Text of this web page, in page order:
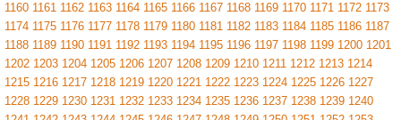
1160 1161 1162 1163 1164 1165 1166 1167 1168 1169 1170 1171 1172 1173
1174 1175 1176 1177 1178 1179 1180 1181 1182 1183 1184 1185 1186 1187
1188 1189 1190 1191 1192 1193 1194 1195 1196 1197 1198 1199 1200 1201
1202 1203 1204 1205 1206 1207 1208 1209 1210 1211 1212 1213 1214
1215 1216 1217 1218 1219 1220 1221 1222 1223 1224 1225 1226 1227
1228 1229 1230 1231 1232 1233 1234 1235 1236 1237 1238 1239 1240